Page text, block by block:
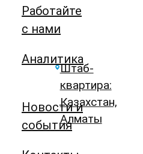
Работайте
с нами
Аналитика
Новости и
события
Штаб-
квартира:
Казахстан,
Алматы